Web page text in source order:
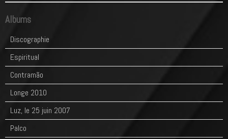
Albums
Discographie
Espiritual
Contramão
Longe 2010
Luz, le 25 juin 2007
Palco